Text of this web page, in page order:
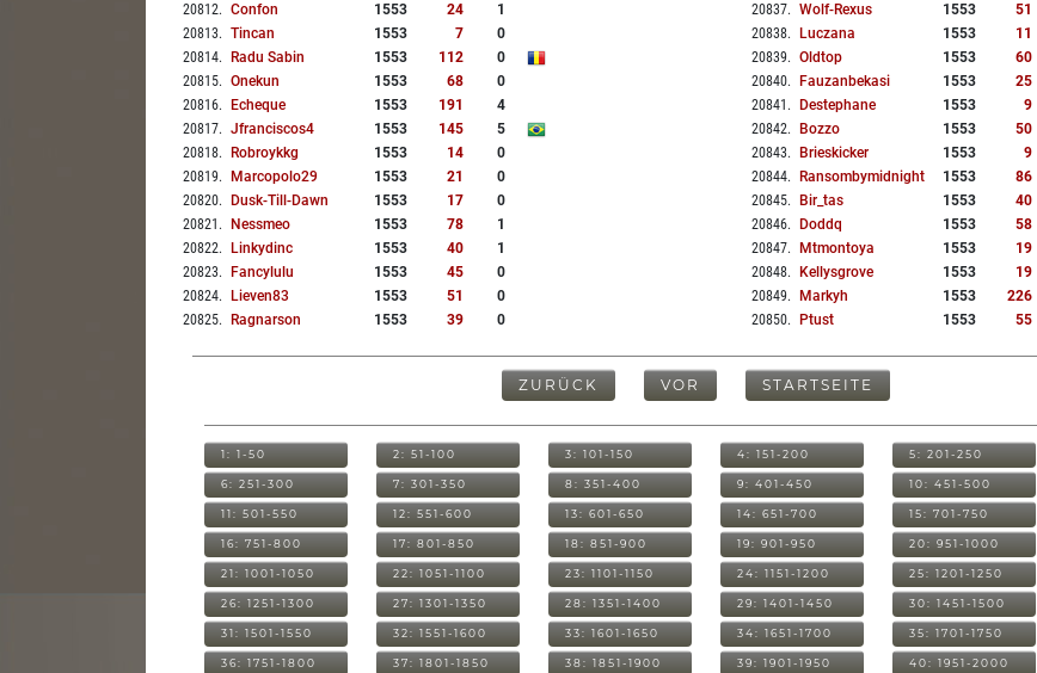
20812. Confon 1553 24
1
20813. Tincan 1553 7
0
20814. Radu Sabin 1553 112
0
20815. Onekun 1553 68
0
20816. Echeque 1553 191
4
20817. Jfranciscos4 1553 145
5
20818. Robroykkg 1553 14
0
20819. Marcopolo29 1553 21
0
20820. Dusk-Till-Dawn 1553 17
0
20821 . Nessmeo 1553 78
1
20822. Linkydinc 1553 40
1
20823. Fancylulu 1553 45
0
20824. Lieven83 1553 51
0
20825. Ragnarson 1553 39 0
20837. Wolf-Rexus 1553 51
20838. Luczana 1553 11
20839. Oldtop 1553 60
20840. Fauzanbekasi 1553 25
20841 . Destephane 1553 9
20842. Bozzo 1553 50
20843. Brieskicker 1553 9
20844. Ransombymidnight 1553 86
20845. Bir_tas 1553 40
20846. Doddq 1553 58
20847. Mtmontoya 1553 19
20848. Kellysgrove 1553 19
20849. Markyh 1553 226
20850. Ptust 1553 55
ZURÜCK VOR STARTSEITE
1: 1-50 2: 51-100 3: 101-150 4: 151-200 5: 201-250
6: 251-300 7: 301-350 8: 351-400 9: 401-450 10: 451-500
11: 501-550 12: 551-600 13: 601-650 14: 651-700 15: 701-750
16: 751-800 17: 801-850 18: 851-900 19: 901-950 20: 951-1000
21: 1001-1050 22: 1051-1100 23: 1101-1150 24: 1151-1200 25: 1201-1250
26: 1251-1300 27: 1301-1350 28: 1351-1400 29: 1401-1450 30: 1451-1500
31: 1501-1550 32: 1551-1600 33: 1601-1650 34: 1651-1700 35: 1701-1750
36: 1751-1800 37: 1801-1850 38: 1851-1900 39: 1901-1950 40: 1951-2000